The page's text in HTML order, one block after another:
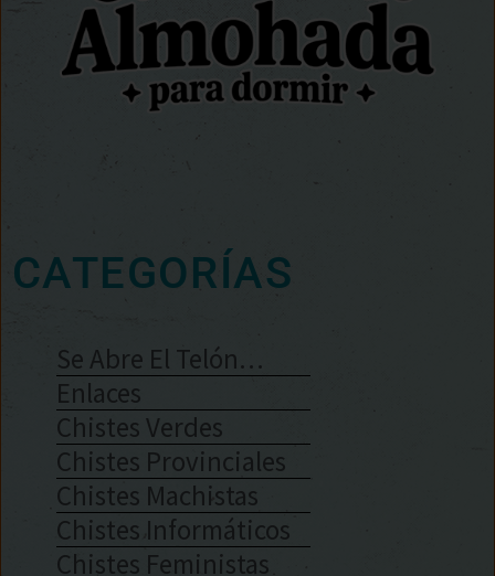
CATEGORÍAS
Se Abre El Telón…
Enlaces
Chistes Verdes
Chistes Provinciales
Chistes Machistas
Chistes Informáticos
Chistes Feministas